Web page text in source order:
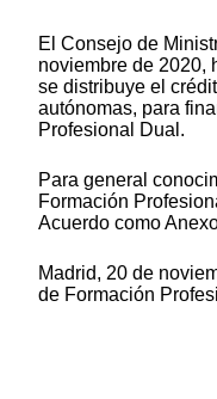
El Consejo de
noviembre de 2020,
se distribuye el
autónomas, para
Profesional Dual.
Para general
Formación
Acuerdo como
Madrid, 20 de
de Formación